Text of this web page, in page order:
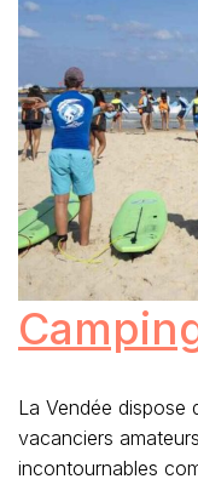
La Vendée dispose
vacanciers
incontournables